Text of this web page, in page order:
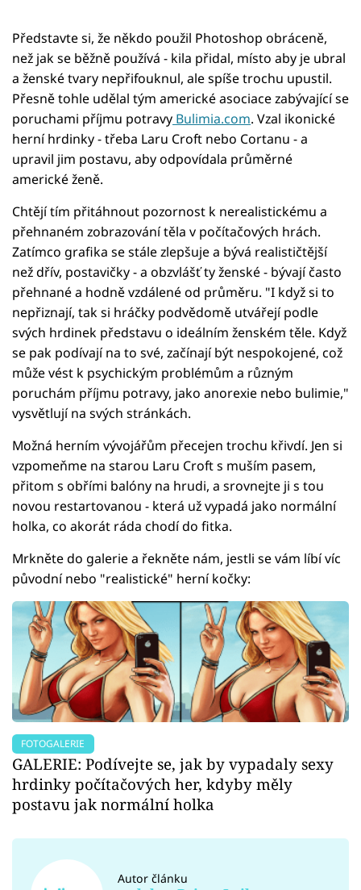
Představte si, že někdo použil Photoshop obráceně,
než jak se běžně používá - kila přidal, místo aby je ubral
a ženské tvary nepřifouknul, ale spíše trochu upustil.
Přesně tohle udělal tým americké asociace zabývající se
poruchami příjmu potravy Bulimia.com. Vzal ikonické
herní hrdinky - třeba Laru Croft nebo Cortanu - a
upravil jim postavu, aby odpovídala průměrné
americké ženě.
Chtějí tím přitáhnout pozornost k nerealistickému a
přehnaném zobrazování těla v počítačových hrách.
Zatímco grafika se stále zlepšuje a bývá realističtější
než dřív, postavičky - a obzvlášť ty ženské - bývají často
přehnané a hodně vzdálené od průměru. "I když si to
nepřiznají, tak si hráčky podvědomě utvářejí podle
svých hrdinek představu o ideálním ženském těle. Když
se pak podívají na to své, začínají být nespokojené, což
může vést k psychickým problémům a různým
poruchám příjmu potravy, jako anorexie nebo bulimie,"
vysvětlují na svých stránkách.
Možná herním vývojářům přecejen trochu křivdí. Jen si
vzpomeňme na starou Laru Croft s muším pasem,
přitom s obřími balóny na hrudi, a srovnejte ji s tou
novou restartovanou - která už vypadá jako normální
holka, co akorát ráda chodí do fitka.
Mrkněte do galerie a řekněte nám, jestli se vám líbí víc
původní nebo "realistické" herní kočky:
FOTOGALERIE
GALERIE: Podívejte se, jak by vypadaly sexy
hrdinky počítačových her, kdyby měly
postavu jak normální holka
Autor článku